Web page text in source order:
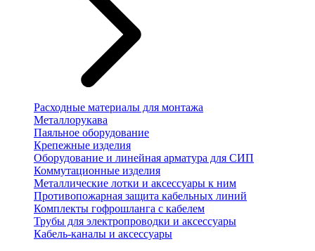
Расходные материалы для монтажа
Металлорукава
Паяльное оборудование
Крепежные изделия
Оборудование и линейная арматура для СИП
Коммутационные изделия
Металлические лотки и аксессуары к ним
Противопожарная защита кабельных линий
Комплекты гофрошланга с кабелем
Трубы для электропроводки и аксессуары
Кабель-каналы и аксессуары